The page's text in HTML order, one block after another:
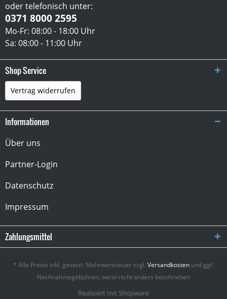
oder telefonisch unter:
0371 8000 2595
Mo-Fr: 08:00 - 18:00 Uhr
Sa: 08:00 - 11:00 Uhr
Shop Service
Vertrag widerrufen
Informationen
Über uns
Partner-Login
Datenschutz
Impressum
Zahlungsmittel
* Alle Preise inkl. gesetzl. Mehrwertsteuer zzgl. Versandkosten und ggf.
Nachnahmegebühren, wenn nicht anders beschrieben
Realisiert mit Shopware